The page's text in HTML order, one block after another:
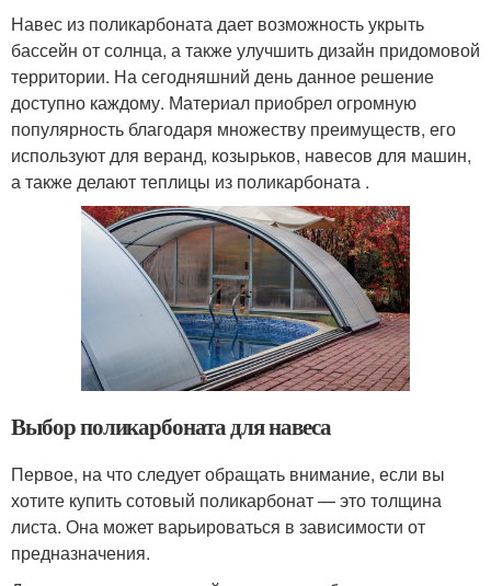
Навес из поликарбоната дает возможность укрыть
бассейн от солнца, а также улучшить дизайн придомовой
территории. На сегодняшний день данное решение
доступно каждому. Материал приобрел огромную
популярность благодаря множеству преимуществ, его
используют для веранд, козырьков, навесов для машин,
а также делают теплицы из поликарбоната .
Выбор поликарбоната для навеса
Первое, на что следует обращать внимание, если вы
хотите купить сотовый поликарбонат — это толщина
листа. Она может варьироваться в зависимости от
предназначения.